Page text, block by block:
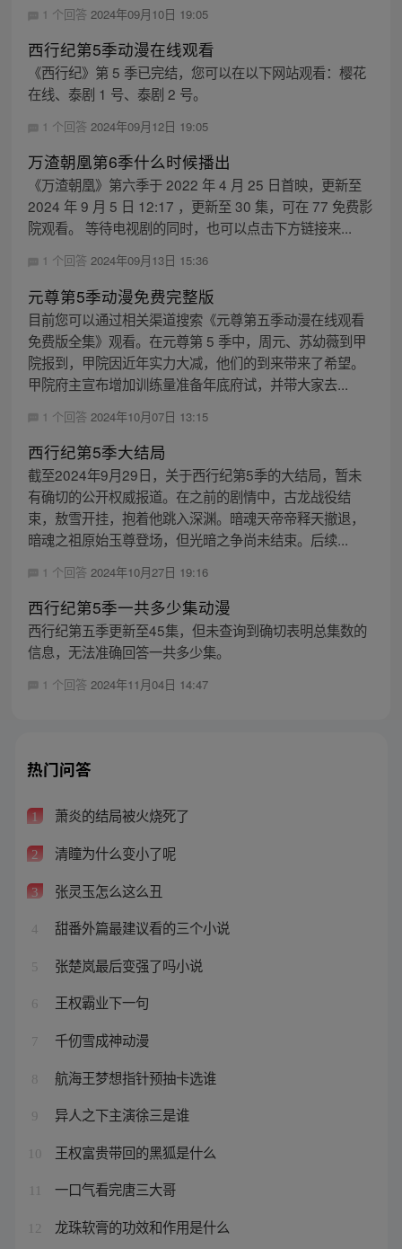
1 个回答 2024年09月10日 19:05
西行纪第5季动漫在线观看
《西行纪》第 5 季已完结，您可以在以下网站观看：樱花
在线、泰剧 1 号、泰剧 2 号。
1 个回答 2024年09月12日 19:05
万渣朝凰第6季什么时候播出
《万渣朝凰》第六季于 2022 年 4 月 25 日首映，更新至
2024 年 9 月 5 日 12:17 ，更新至 30 集，可在 77 免费影
院观看。 等待电视剧的同时，也可以点击下方链接来...
1 个回答 2024年09月13日 15:36
元尊第5季动漫免费完整版
目前您可以通过相关渠道搜索《元尊第五季动漫在线观看
免费版全集》观看。在元尊第 5 季中，周元、苏幼薇到甲
院报到，甲院因近年实力大减，他们的到来带来了希望。
甲院府主宣布增加训练量准备年底府试，并带大家去...
1 个回答 2024年10月07日 13:15
西行纪第5季大结局
截至2024年9月29日，关于西行纪第5季的大结局，暂未
有确切的公开权威报道。在之前的剧情中，古龙战役结
束，敖雪开挂，抱着他跳入深渊。暗魂天帝帝释天撤退，
暗魂之祖原始玉尊登场，但光暗之争尚未结束。后续...
1 个回答 2024年10月27日 19:16
西行纪第5季一共多少集动漫
西行纪第五季更新至45集，但未查询到确切表明总集数的
信息，无法准确回答一共多少集。
1 个回答 2024年11月04日 14:47
热门问答
1 萧炎的结局被火烧死了
2 清瞳为什么变小了呢
3 张灵玉怎么这么丑
4 甜番外篇最建议看的三个小说
5 张楚岚最后变强了吗小说
6 王权霸业下一句
7 千仞雪成神动漫
8 航海王梦想指针预抽卡选谁
9 异人之下主演徐三是谁
10 王权富贵带回的黑狐是什么
一口气看完唐三大哥
12 龙珠软膏的功效和作用是什么